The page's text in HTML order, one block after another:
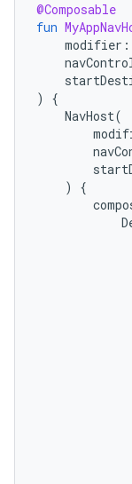
@Composable
fun
modifier :
)
{
NavHost(
)
{